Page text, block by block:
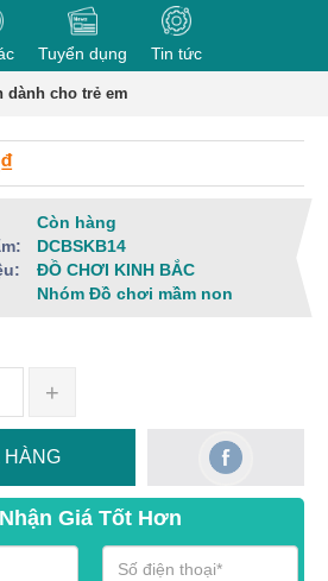
Tuyển dụng Tin tức
dành cho trẻ em
Còn hàng
DCBSKB14
ĐỒ CHƠI KINH BẮC
Nhóm Đồ chơi mầm non
+
HÀNG
Nhận Giá Tốt Hơn